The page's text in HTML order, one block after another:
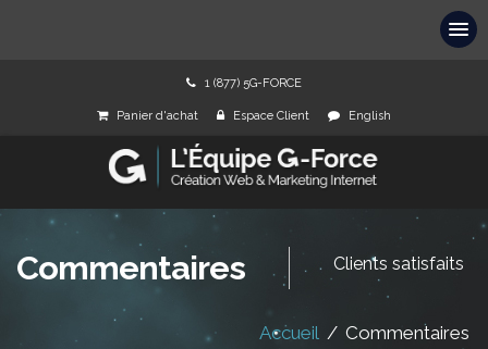
1 (877) 5G-FORCE
Panier d'achat Espace Client English
Commentaires Clients satisfaits
Accueil / Commentaires